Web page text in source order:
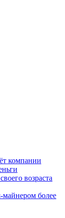
компании
возраста
майнером более